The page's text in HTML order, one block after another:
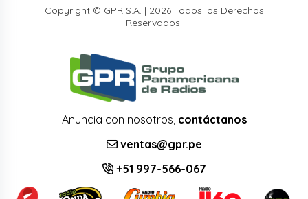
Copyright © GPR S.A. | 2026 Todos los Derechos
Reservados.
Anuncia con nosotros, contáctanos
ventas@gpr.pe
+51 997-566-067